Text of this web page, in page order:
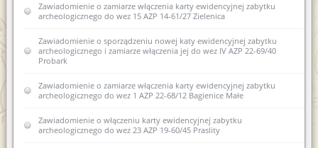
Zawiadomienie o zamiarze włączenia karty ewidencyjnej zabytku
archeologicznego do wez 15 AZP 14-61/27 Zielenica
Zawiadomienie o sporządzeniu nowej katy ewidencyjnej zabytku
archeologicznego i zamiarze włączenia jej do wez IV AZP 22-69/40
Probark
Zawiadomienie o zamiarze włączenia karty ewidencyjnej zabytku
archeologicznego do wez 1 AZP 22-68/12 Bagienice Małe
Zawiadomienie o włączeniu karty ewidencyjnej zabytku
archeologicznego do wez 23 AZP 19-60/45 Praslity